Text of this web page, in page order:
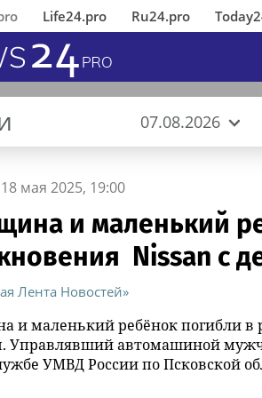
Life24.pro Ru24.pro
состоялось
по
первому Герою
Осканову
Вернувшиеся из
Линии» открыли
в аэропорту
«Деловые
Челябинске
новый адрес
фильтр» для
моделей в
доступ
«ИНКА 4.0»
подход к
автоматического
Панорама с
куда пойти на
в Томске
Резкое
ожидаются в
07.08.2026
18 мая 2025, 19:00
и маленький
Nissan с
Лента Новостей»
и маленький ребёнок погибли в
Управлявший автомашиной
УМВД России по Псковской